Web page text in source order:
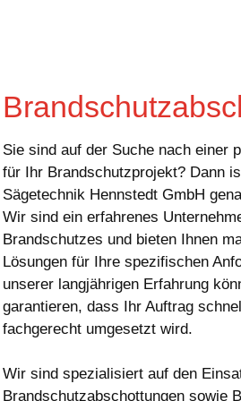
Sie sind auf der Suche nach einer
für Ihr Brandschutzprojekt? Dann
Sägetechnik Hennstedt GmbH
Wir sind ein erfahrenes
Brandschutzes und bieten Ihnen
Lösungen für Ihre spezifischen
unserer langjährigen Erfahrung
garantieren, dass Ihr Auftrag
fachgerecht umgesetzt wird.
Wir sind spezialisiert auf den
Brandschutzabschottungen sowie